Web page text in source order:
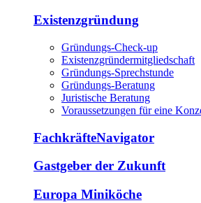
Existenzgründung
Gründungs-Check-up
Existenzgründermitgliedschaft
Gründungs-Sprechstunde
Gründungs-Beratung
Juristische Beratung
Voraussetzungen für eine
FachkräfteNavigator
Gastgeber der Zukunft
Europa Miniköche